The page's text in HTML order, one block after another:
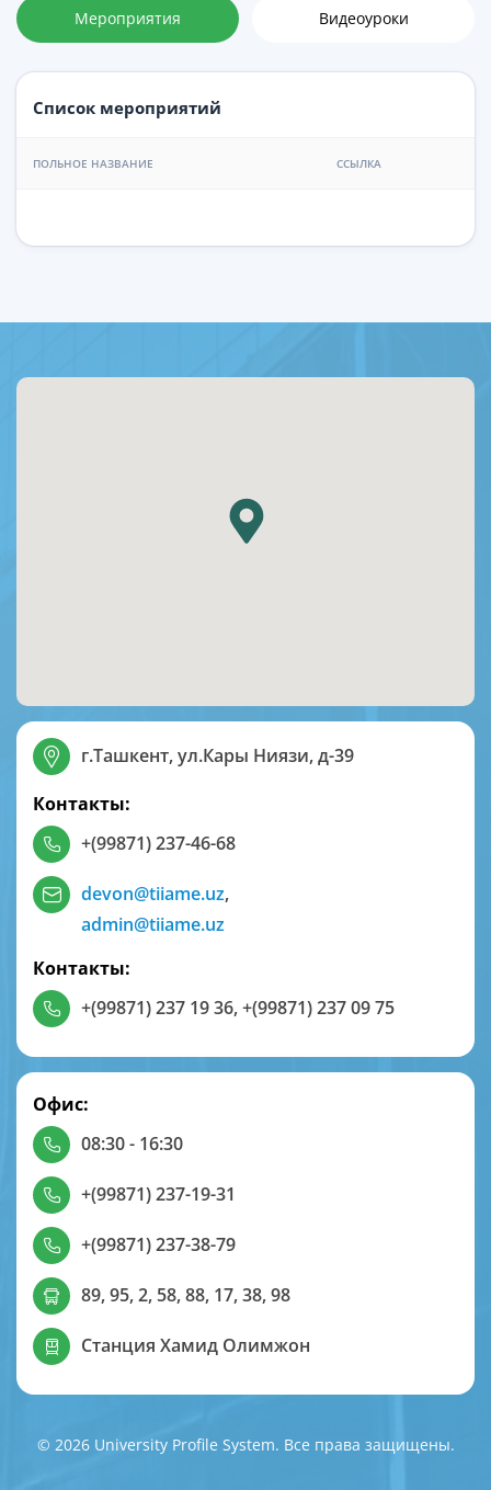
Мероприятия Видеоуроки
Список мероприятий
ПОЛЬНОЕ НАЗВАНИЕ ССЫЛКА
г.Ташкент, ул.Кары Ниязи, д-39
Контакты:
+(99871) 237-46-68
devon@tiiame.uz,
admin@tiiame.uz
Контакты:
+(99871) 237 19 36,+(99871) 237 09 75
Офис:
08:30 - 16:30
+(99871) 237-19-31
+(99871) 237-38-79
89, 95, 2, 58, 88, 17, 38, 98
Станция Хамид Олимжон
© 2026 University Profile System. Все права защищены.